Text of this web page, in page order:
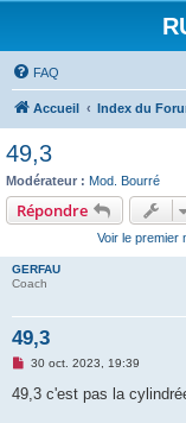
FAQ
Accueil Index du
49,3
Modérateur : Mod. Bourré
Répondre
Voir le premier
GERFAU
Coach
49,3
M
s
s
30 oct. 2023, 19:39
49,3 c'est pas la